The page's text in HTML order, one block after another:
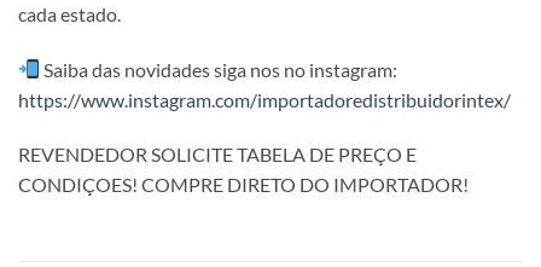
cada estado.
Saiba das novidades siga nos no instagram:
https://www.instagram.com/importadoredistribuidorintex/
REVENDEDOR SOLICITE TABELA DE PREÇO E
CONDIÇOES! COMPRE DIRETO DO IMPORTADOR!